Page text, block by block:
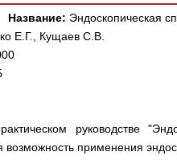
Название: Эндоскопическая
Е.Г., Кущаев С.В.
руководстве
возможность применения